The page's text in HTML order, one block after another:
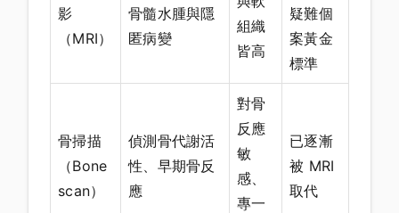
影
（MRI）
骨髓水腫與隱
匿病變
組織
皆高
疑難個
案黃金
標準
骨掃描
（Bone
scan）
偵測骨代謝活
性、早期骨反
應
對骨
反應
敏
感、
專一
已逐漸
被 MRI
取代